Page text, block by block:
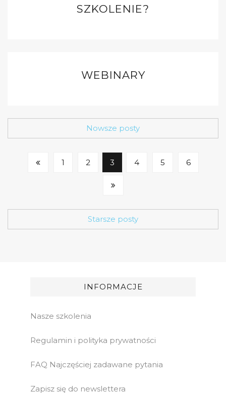
SZKOLENIE?
WEBINARY
Nowsze posty
1 2 3 4 5 6
Starsze posty
INFORMACJE
Nasze szkolenia
Regulamin i polityka prywatności
FAQ Najczęściej zadawane pytania
Zapisz się do newslettera